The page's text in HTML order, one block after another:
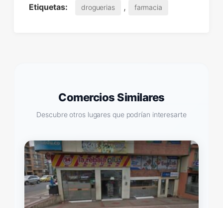
Etiquetas: droguerias , farmacia
Comercios Similares
Descubre otros lugares que podrían interesarte